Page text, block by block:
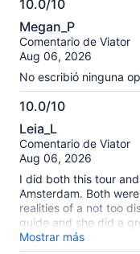
10.0/10
10.0
de
10
Megan_P
Comentario de Viator
Aug 06, 2026
No escribió ninguna
10.0/10
10.0
de
10
Leia_L
Comentario de Viator
Aug 06, 2026
I did both this tour
Amsterdam. Both
realities of a not too
guide and she did a
while also being
Mostrar más